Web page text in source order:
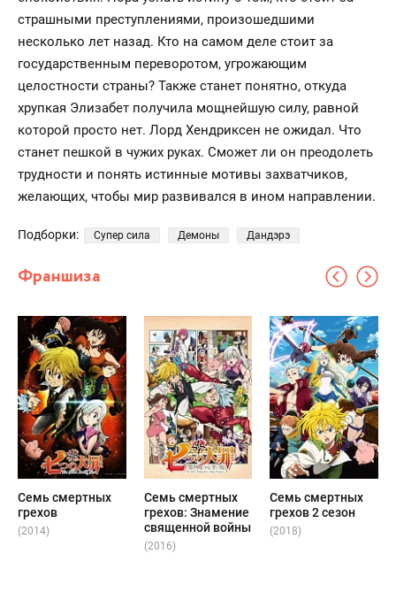
страшными преступлениями, произошедшими
несколько лет назад. Кто на самом деле стоит за
государственным переворотом, угрожающим
целостности страны? Также станет понятно, откуда
хрупкая Элизабет получила мощнейшую силу, равной
которой просто нет. Лорд Хендриксен не ожидал. Что
станет пешкой в чужих руках. Сможет ли он преодолеть
трудности и понять истинные мотивы захватчиков,
желающих, чтобы мир развивался в ином направлении.
Подборки: Супер сила Демоны Дандэрэ
Франшиза
Семь смертных
грехов
(2014)
Семь смертных
грехов: Знамение
священной войны
(2016)
Семь смертных
грехов 2 сезон
(2018)